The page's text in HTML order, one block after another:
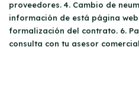
sorpresas.
proveedores. 4. Cambio de
información de está página
formalización del contrato. 6.
consulta con tu asesor